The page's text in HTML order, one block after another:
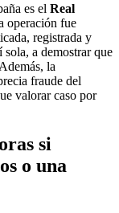
es el Real
operación fue
registrada y
a demostrar que
la
fraude del
valorar caso por
si
o una